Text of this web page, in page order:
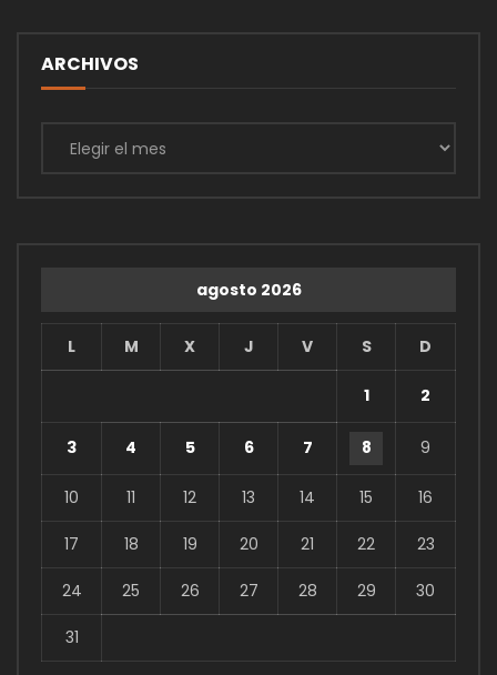
ARCHIVOS
agosto 2026
L M X J V S D
1 2
3 4 5 6 7 8 9
10 11 12 13 14 15 16
17 18 19 20 21 22 23
24 25 26 27 28 29 30
31